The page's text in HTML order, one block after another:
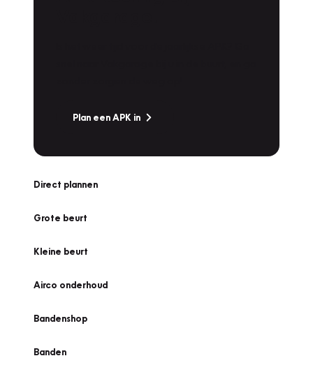
Plan een APK in
Direct plannen
Grote beurt
Kleine beurt
Airco onderhoud
Bandenshop
Banden